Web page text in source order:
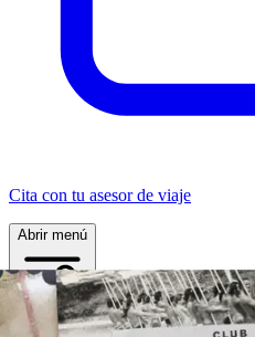
Cita con tu asesor de viaje
Abrir menú